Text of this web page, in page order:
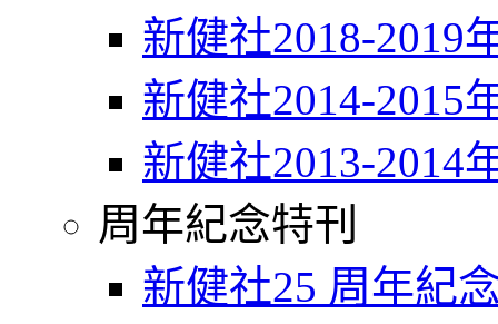
新健社2018-2019
新健社2014-2015
新健社2013-2014
周年紀念特刊
新健社25 周年紀